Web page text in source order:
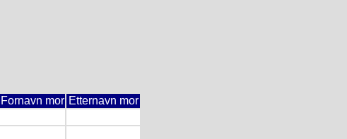
Fornavn mor Etternavn mor